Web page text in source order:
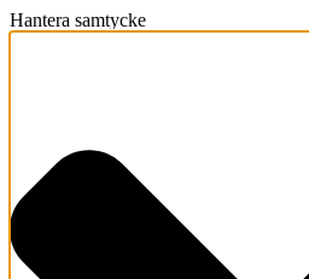
Hantera samtycke